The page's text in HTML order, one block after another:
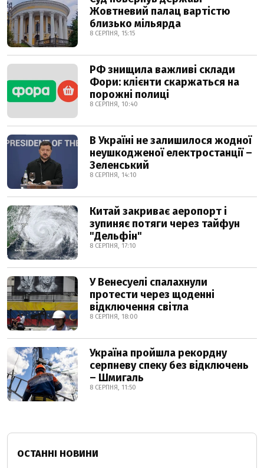
Жовтневий палац вартістю
близько мільярда
8 СЕРПНЯ, 15:15
РФ знищила важливі склади
Фори: клієнти скаржаться на
порожні полиці
8 СЕРПНЯ, 10:40
В Україні не залишилося жодної
неушкодженої електростанції –
Зеленський
8 СЕРПНЯ, 14:10
Китай закриває аеропорт і
зупиняє потяги через тайфун
"Дельфін"
8 СЕРПНЯ, 17:10
У Венесуелі спалахнули
протести через щоденні
відключення світла
8 СЕРПНЯ, 18:00
Україна пройшла рекордну
серпневу спеку без відключень
– Шмигаль
8 СЕРПНЯ, 11:50
ОСТАННІ НОВИНИ